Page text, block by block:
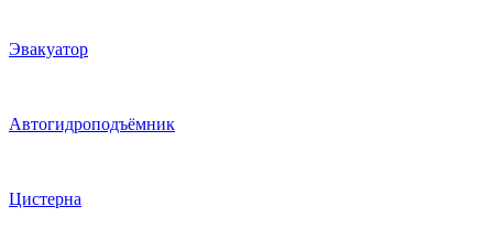
Эвакуатор
Автогидроподъёмник
Цистерна